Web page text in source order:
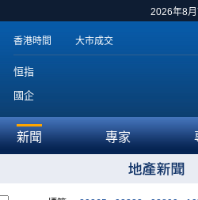
2026年8
香港時間 大市成交
恒指
國企
新聞 專家